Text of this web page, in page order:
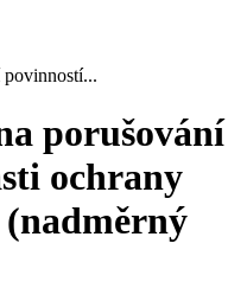
povinností...
porušování
ochrany